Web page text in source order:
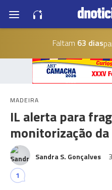
Faltam 63 dias
MADEIRA
IL alerta para
monitorização
Sandra S. Gonçalves
1